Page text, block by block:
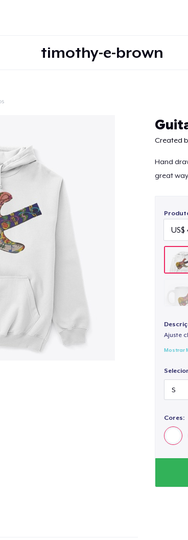
timothy-e-brown
Created
Hand
great
Ajuste
Mostrar
Cores: